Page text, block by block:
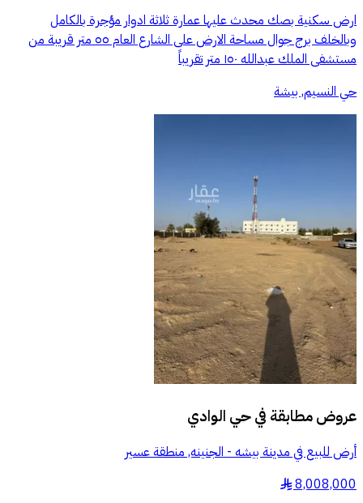
ارض سكنية بصك محدث عليها عمارة ثلاثة ادوار مؤجرة بالكامل
وبالخلف برج جوال مساحة الارض على الشارع العام ٥٥ متر قريبة من
مستشفى الملك عبدالله ١٥٠ متر تقريباً
حي النسيم, بيشة
عروض مطابقة فيحي الوادي
أرض للبيع في مدينة بيشه - الجنينه, منطقة عسير
8,008,000
§